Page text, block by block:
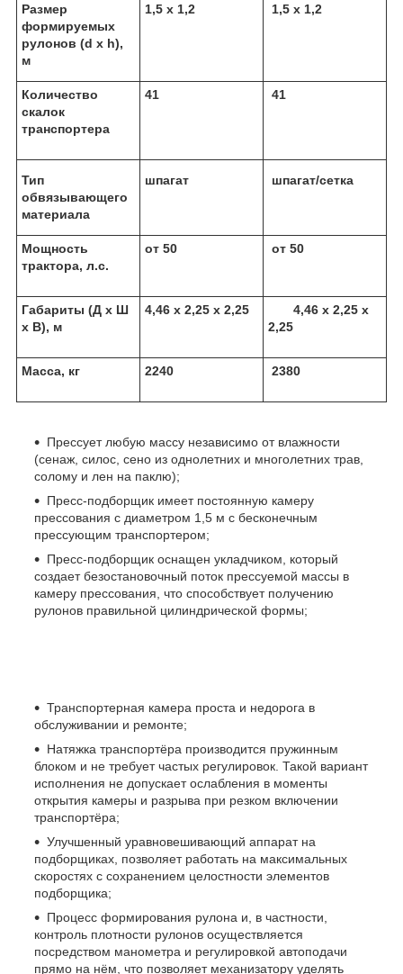
Размер
формируемых
рулонов (d х h),
м
1,5 х 1,2 1,5 х 1,2
Количество
скалок
транспортера
41 41
Тип
обвязывающего
материала
шпагат шпагат/сетка
Мощность
трактора, л.с.
от 50 от 50
Габариты (Д х Ш
х В), м
4,46 х 2,25 х 2,25
4,46 х 2,25 х
2,25
Масса, кг 2240 2380
Прессует любую массу независимо от влажности
(сенаж, силос, сено из однолетних и многолетних трав,
солому и лен на паклю);
Пресс-подборщик имеет постоянную камеру
прессования с диаметром 1,5 м с бесконечным
прессующим транспортером;
Пресс-подборщик оснащен укладчиком, который
создает безостановочный поток прессуемой массы в
камеру прессования, что способствует получению
рулонов правильной цилиндрической формы;
Транспортерная камера проста и недорога в
обслуживании и ремонте;
Натяжка транспортёра производится пружинным
блоком и не требует частых регулировок. Такой вариант
исполнения не допускает ослабления в моменты
открытия камеры и разрыва при резком включении
транспортёра;
Улучшенный уравновешивающий аппарат на
подборщиках, позволяет работать на максимальных
скоростях с сохранением целостности элементов
подборщика;
Процесс формирования рулона и, в частности,
контроль плотности рулонов осуществляется
посредством манометра и регулировкой автоподачи
прямо на нём, что позволяет механизатору уделять